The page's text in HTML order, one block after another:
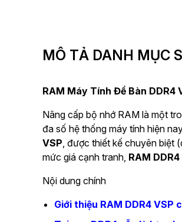
MÔ TẢ DANH MỤC
RAM Máy Tính Để Bàn DDR4
Nâng cấp bộ nhớ RAM là một
đa số hệ thống máy tính hiện
VSP , được thiết kế chuyên
mức giá cạnh tranh, RAM DDR4
Nội dung chính
Giới thiệu RAM DDR4 VSP